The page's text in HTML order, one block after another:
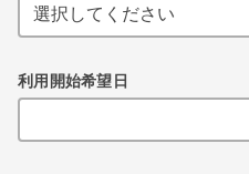
利用開始希望日